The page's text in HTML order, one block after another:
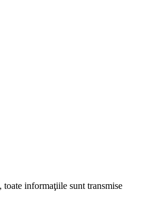
toate informaţiile sunt transmise